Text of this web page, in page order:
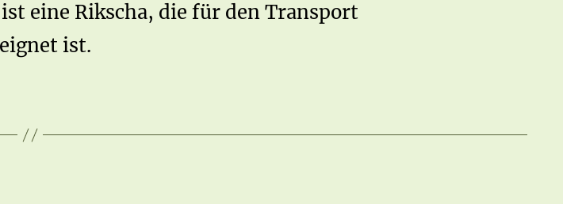
ist eine Rikscha, die für den Transport
ist.